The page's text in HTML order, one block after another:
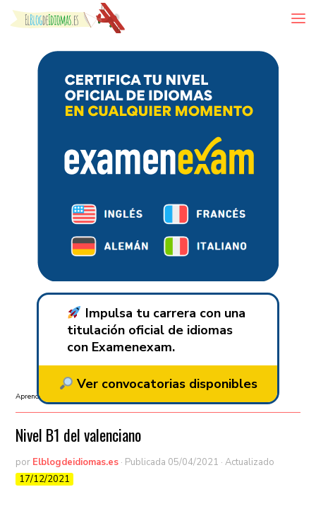
Skip to content
Impulsa tu carrera con una
titulación oficial de idiomas
con Examenexam.
Ver convocatorias disponibles
Aprender idiomas
Nivel B1 del valenciano
por Elblogdeidiomas.es · Publicada 05/04/2021 · Actualizado
17/12/2021